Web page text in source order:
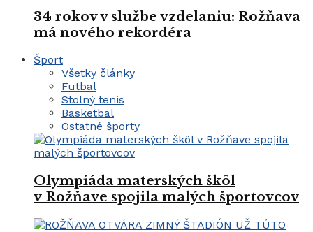
34 rokov v službe vzdelaniu: Rožňava
má nového rekordéra
Šport
Všetky články
Futbal
Stolný tenis
Basketbal
Ostatné športy
Olympiáda materských škôl
v Rožňave spojila malých športovcov